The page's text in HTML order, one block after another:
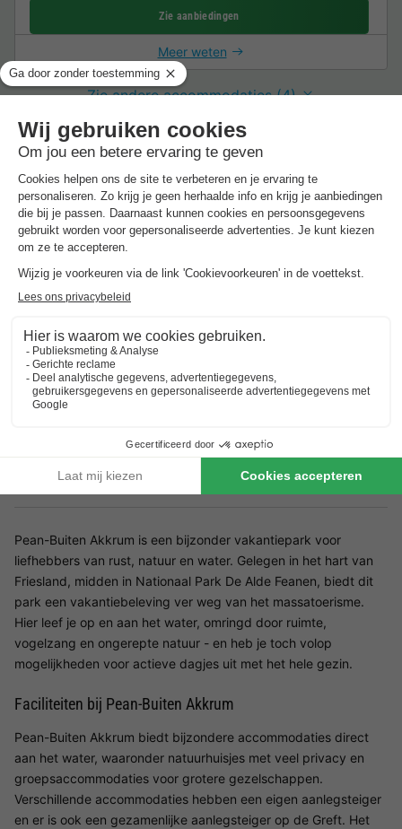
Zie aanbiedingen
Meer weten
Zie andere accommodaties (4)
*Raadpleeg de details van de accommodatie voor de specifieke
voorwaarden.
Over Pean-Buiten Akkrum
Ontdek meer over het park en de bezienswaardigheden
in de buurt.
Highlightsvan het vakantiepark
Watersport direct voor de deur
Unieke sauna boekbaar
Pean-Buiten Akkrum is een bijzonder vakantiepark voor
liefhebbers van rust, natuur en water. Gelegen in het hart van
Friesland, midden in Nationaal Park De Alde Feanen, biedt dit
park een vakantiebeleving ver weg van het massatoerisme.
Hier leef je op en aan het water, omringd door ruimte,
vogelzang en ongerepte natuur - en heb je toch volop
mogelijkheden voor actieve dagjes uit met het hele gezin.
Faciliteiten bij Pean-Buiten Akkrum
Pean-Buiten Akkrum biedt bijzondere accommodaties direct
aan het water, waaronder natuurhuisjes met veel privacy en
groepsaccommodaties voor grotere gezelschappen.
Verschillende accommodaties hebben een eigen aanlegsteiger
en er is ook een gezamenlijke aanlegsteiger op de Greft. Het